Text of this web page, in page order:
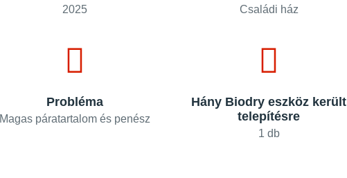
2025 Családi ház
Probléma
Magas páratartalom és penész
Hány Biodry eszköz került
telepítésre
1 db